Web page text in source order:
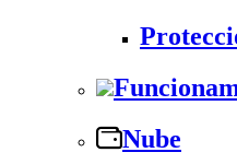
Nube